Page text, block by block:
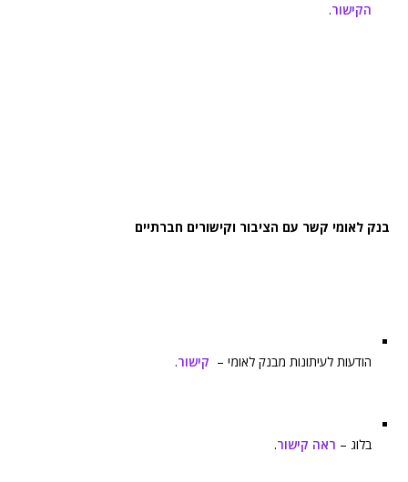
הקישור.
בנק לאומי קשר עם הציבור וקישורים חברתיים
הודעות לעיתונות מבנק לאומי – קישור.
בלוג – ראה קישור.